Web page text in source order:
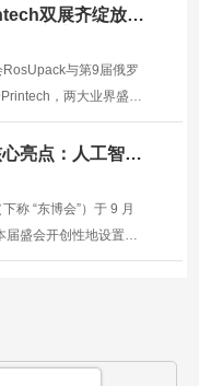
，汇聚了包括天合光
、爱旭、固德威、京
双展齐绽放，
创新高
与第9届俄罗
，两大业界盛
隆重登陆莫斯科克洛库
的2号和3号展馆。此次
，国际展商亦纷纷加
亮点：人工智能
作新生态
称 “东博会”）于 9 月
届盛会开创性地设置了
AI）专馆，吸引近 200